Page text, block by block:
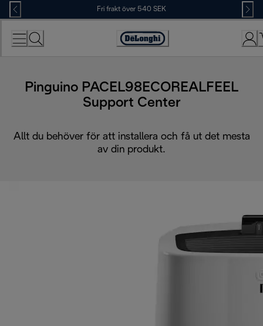
Skip
to
Content
Fri frakt över 540 SEK
Accessibility
Pinguino PACEL98ECOREALFEEL
Support Center
Allt du behöver för att installera och få ut det mesta
av din produkt.